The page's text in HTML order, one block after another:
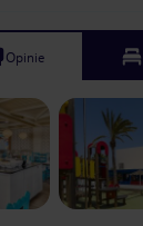
Opinie